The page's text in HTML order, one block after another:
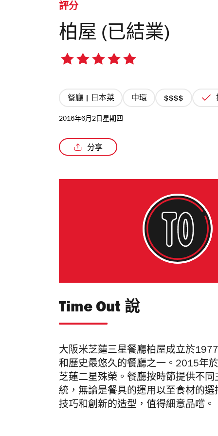
評分
柏屋 (已結業)
5/5
餐廳 | 日本菜 中環
價
2016年6月2日星期四
分享
Time Out 說
大阪米芝蓮三星餐廳柏屋成立於1977
和歷史最悠久的餐廳之一。 2015年
芝蓮二星殊榮。餐廳按時節提供不
統，無論是餐具的運用以至食材的
技巧和創新的造型，值得細意品嚐。